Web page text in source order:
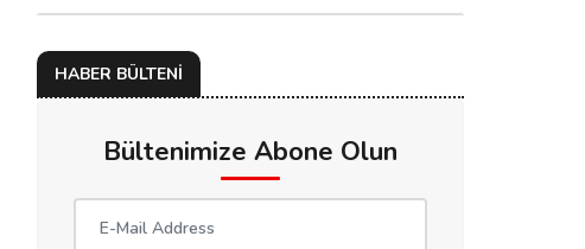
HABER BÜLTENİ
Bültenimize Abone Olun